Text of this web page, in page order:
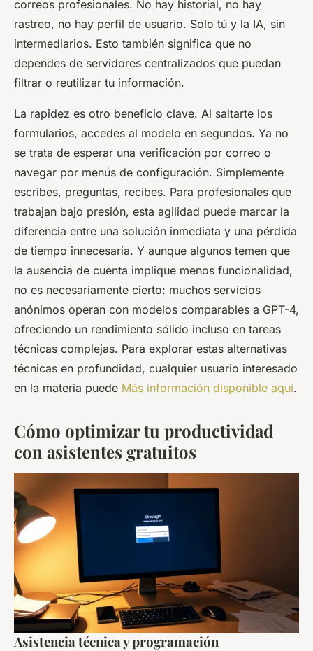
correos profesionales. No hay historial, no hay
rastreo, no hay perfil de usuario. Solo tú y la IA, sin
intermediarios. Esto también significa que no
dependes de servidores centralizados que puedan
filtrar o reutilizar tu información.
La rapidez es otro beneficio clave. Al saltarte los
formularios, accedes al modelo en segundos. Ya no
se trata de esperar una verificación por correo o
navegar por menús de configuración. Simplemente
escribes, preguntas, recibes. Para profesionales que
trabajan bajo presión, esta agilidad puede marcar la
diferencia entre una solución inmediata y una pérdida
de tiempo innecesaria. Y aunque algunos temen que
la ausencia de cuenta implique menos funcionalidad,
no es necesariamente cierto: muchos servicios
anónimos operan con modelos comparables a GPT-4,
ofreciendo un rendimiento sólido incluso en tareas
técnicas complejas. Para explorar estas alternativas
técnicas en profundidad, cualquier usuario interesado
en la materia puede Más información disponible aquí.
Cómo optimizar tu productividad
con asistentes gratuitos
Asistencia técnica y programación